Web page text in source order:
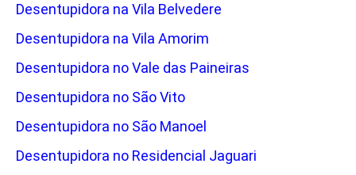
Desentupidora na Vila Belvedere
Desentupidora na Vila Amorim
Desentupidora no Vale das Paineiras
Desentupidora no São Vito
Desentupidora no São Manoel
Desentupidora no Residencial Jaguari